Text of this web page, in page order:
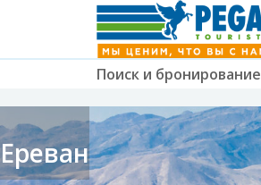
Поиск и бронирование
Ереван